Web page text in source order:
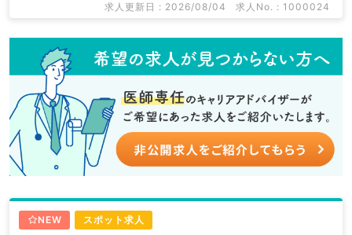
求人更新日 : 2026/08/04 求人No. : 1000024
NEW スポット求人